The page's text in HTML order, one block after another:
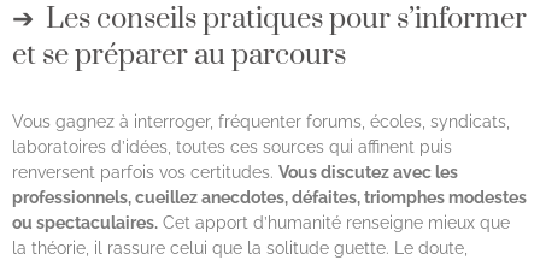
Les conseils pratiques pour s’informer
et se préparer au parcours
Vous gagnez à interroger, fréquenter forums, écoles, syndicats,
laboratoires d’idées, toutes ces sources qui affinent puis
renversent parfois vos certitudes. Vous discutez avec les
professionnels, cueillez anecdotes, défaites, triomphes modestes
ou spectaculaires. Cet apport d’humanité renseigne mieux que
la théorie, il rassure celui que la solitude guette. Le doute,